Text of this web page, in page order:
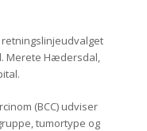
Merete Hædersdal,
(BCC) udviser
tumortype og